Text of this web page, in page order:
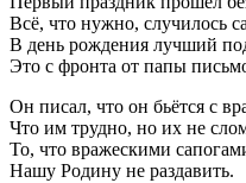
Всё, что нужно, случилось
В день рождения лучший
Это с фронта от папы
Он писал, что он бьётся с
Что им трудно, но их не
То, что вражескими
Нашу Родину не раздавить.